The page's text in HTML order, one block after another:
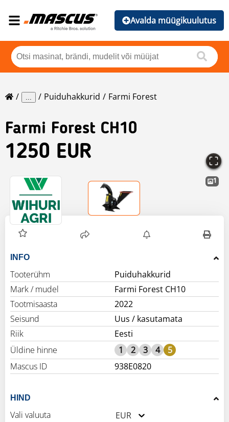
Avalda müügikuulutus
... Puiduhakkurid Farmi Forest
Farmi Forest CH10
1250 EUR
1
INFO
Tooterühm
Puiduhakkurid
Mark / mudel
Farmi Forest CH10
Tootmisaasta
2022
Seisund
Uus / kasutamata
Riik
Eesti
Üldine hinne
1 2 3 4
5
Mascus ID
938E0820
HIND
Vali valuuta
EUR